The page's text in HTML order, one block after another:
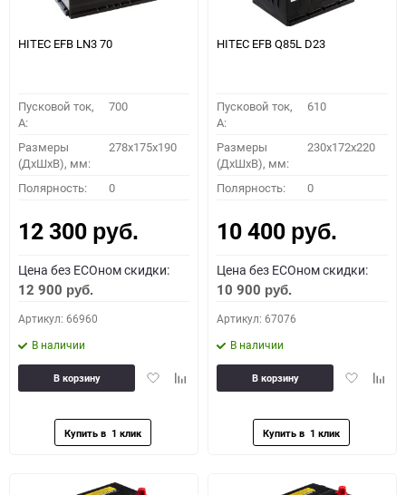
HITEC EFB LN3 70
Пусковой ток,
A:
700
Размеры
(ДхШхВ), мм:
278x175x190
Полярность: 0
12 300 руб.
Цена без ECOном скидки:
12 900 руб.
Артикул: 66960
В наличии
ДобавитьДобавить
В корзину
HITEC EFB Q85L D23
Пусковой ток,
A:
610
Размеры
(ДхШхВ), мм:
230x172x220
Полярность: 0
10 400 руб.
Цена без ECOном скидки:
10 900 руб.
Артикул: 67076
В наличии
Добавить
В корзину